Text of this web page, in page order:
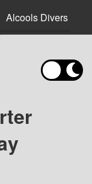
Alcools Divers